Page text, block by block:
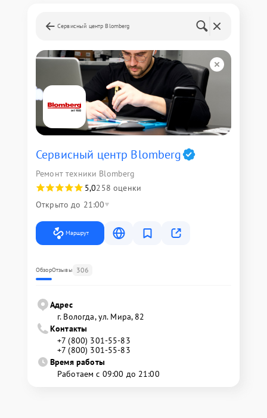
Сервисный центр Blomberg
Сервисный центр Blomberg
Ремонт техники Blomberg
5,0258 оценки
Открыто до 21:00
Маршрут
ОбзорОтзывы 306
Адрес
г. Вологда, ул. Мира, 82
Контакты
+7 (800) 301-55-83
+7 (800) 301-55-83
Время работы
Работаем с 09:00 до 21:00